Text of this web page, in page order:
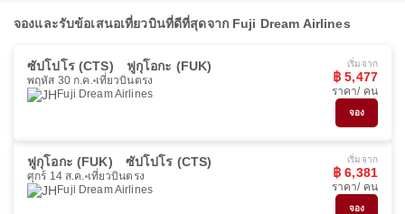
จองและรับข้อเสนอเที่ยวบินที่ดีที่สุดจาก Fuji Dream Airlines
ซัปโปโร (CTS) ฟูกุโอกะ (FUK)
พฤหัส 30 ก.ค. เที่ยวบินตรง
Fuji Dream Airlines
เริ่มจาก
฿ 5,477
ราคา/ คน
จอง
ฟูกุโอกะ (FUK) ซัปโปโร (CTS)
ศุกร์ 14 ส.ค. เที่ยวบินตรง
Fuji Dream Airlines
เริ่มจาก
฿ 6,381
ราคา/ คน
จอง